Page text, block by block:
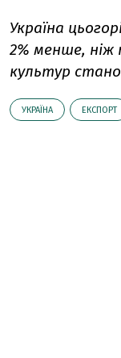
Україна
2% менше, ніж
культур
УКРАЇНА ЕКСПОРТ